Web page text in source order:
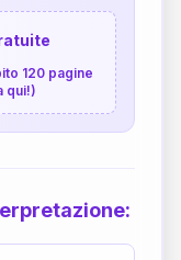
120 pagine
qui!)